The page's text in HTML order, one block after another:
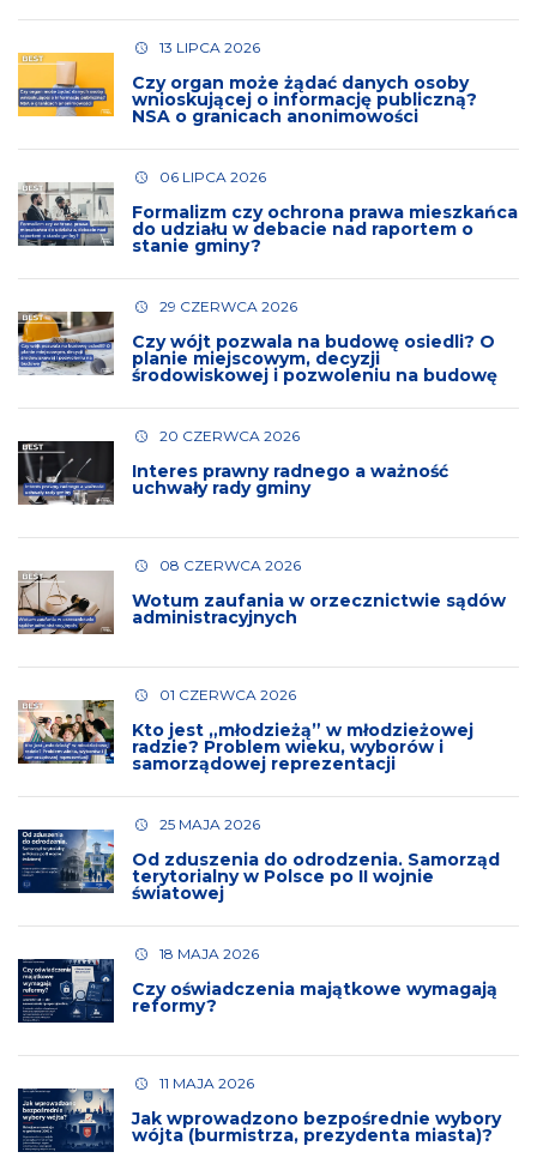
13 LIPCA 2026
Czy organ może żądać danych osoby
wnioskującej o informację publiczną?
NSA o granicach anonimowości
06 LIPCA 2026
Formalizm czy ochrona prawa mieszkańca
do udziału w debacie nad raportem o
stanie gminy?
29 CZERWCA 2026
Czy wójt pozwala na budowę osiedli? O
planie miejscowym, decyzji
środowiskowej i pozwoleniu na budowę
20 CZERWCA 2026
Interes prawny radnego a ważność
uchwały rady gminy
08 CZERWCA 2026
Wotum zaufania w orzecznictwie sądów
administracyjnych
01 CZERWCA 2026
Kto jest „młodzieżą” w młodzieżowej
radzie? Problem wieku, wyborów i
samorządowej reprezentacji
25 MAJA 2026
Od zduszenia do odrodzenia. Samorząd
terytorialny w Polsce po II wojnie
światowej
18 MAJA 2026
Czy oświadczenia majątkowe wymagają
reformy?
11 MAJA 2026
Jak wprowadzono bezpośrednie wybory
wójta (burmistrza, prezydenta miasta)?